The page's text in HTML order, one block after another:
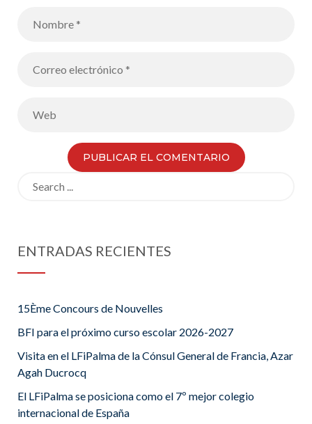
ENTRADAS RECIENTES
15Ème Concours de Nouvelles
BFI para el próximo curso escolar 2026-2027
Visita en el LFiPalma de la Cónsul General de Francia, Azar
Agah Ducrocq
El LFiPalma se posiciona como el 7º mejor colegio
internacional de España